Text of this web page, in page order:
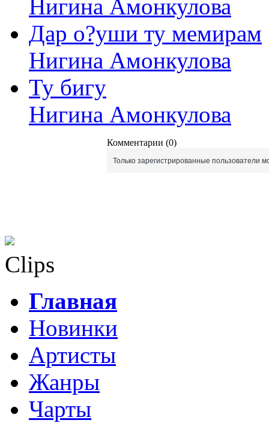
Нигина Амонкулова
Дар о?уши ту мемирам
Нигина Амонкулова
Ту бигу
Нигина Амонкулова
Комментарии (0)
Только зарегистрированные пользователи
Clips
Главная
Новинки
Артисты
Жанры
Чарты